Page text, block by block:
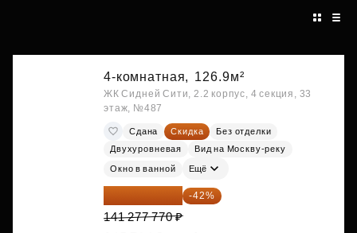
4-комнатная, 126.9м²
ЖК Сидней Сити, 2.2 корпус, 4 секция, 33
этаж, №487
Сдана Скидка
Без отделки
Двухуровневая
Вид на Москву-реку
Окно в ванной Ещё
81 941 107 ₽ -42%
141 277 770 ₽